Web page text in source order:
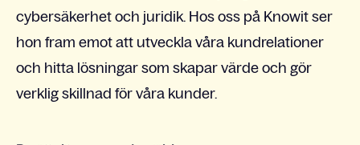
cybersäkerhet och juridik. Hos oss på Knowit ser
hon fram emot att utveckla våra kundrelationer
och hitta lösningar som skapar värde och gör
verklig skillnad för våra kunder.